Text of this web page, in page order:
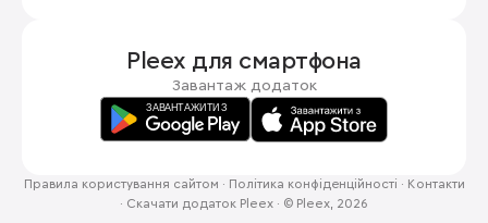
Pleex для смартфона
Завантаж додаток
Правила користування сайтом · Політика конфіденційності · Контакти
· Скачати додаток Pleex · © Pleex, 2026